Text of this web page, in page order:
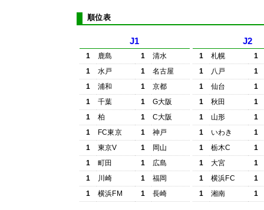
順位表
J1
1 鹿島 1
清水
1
水戸 1
名古屋
1
浦和 1
京都
1
千葉 1
G大阪
1
柏 1
C大阪
1
FC東京 1
神戸
1
東京V 1
岡山
1
町田 1
広島
1
川崎 1
福岡
1
横浜FM 1 長崎
J2
1 札幌
1
1
八戸
1
1
仙台
1
1
秋田
1
1
山形
1
1
いわき
1
1
栃木C
1
1
大宮
1
1
横浜FC
1
1
湘南 1